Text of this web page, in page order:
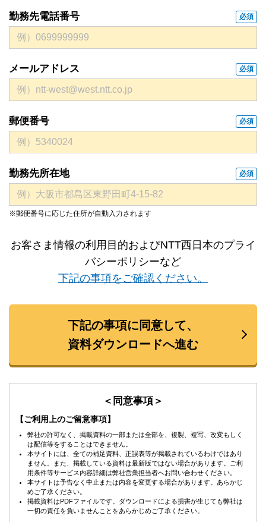
勤務先電話番号 必須
メールアドレス 必須
郵便番号 必須
勤務先所在地 必須
※郵便番号に応じた住所が自動入力されます
お客さま情報の利用目的およびNTT西日本のプライ
バシーポリシーなど
下記の事項をご確認ください。
下記の事項に同意して、
資料ダウンロードへ進む
＜同意事項＞
【ご利用上のご留意事項】
弊社の許可なく、掲載資料の一部または全部を、複製、複写、改変もしく
は配信等をすることはできません。
本サイトには、全ての補足資料、正誤表等が掲載されているわけではあり
ません。また、掲載している資料は最新版ではない場合があります。ご利
用条件等サービス内容詳細は弊社営業担当者へお問い合わせください。
本サイトは予告なく中止または内容を変更する場合があります。あらかじ
めご了承ください。
掲載資料はPDFファイルです。ダウンロードによる損害が生じても弊社は
一切の責任を負いませんことをあらかじめご了承ください。